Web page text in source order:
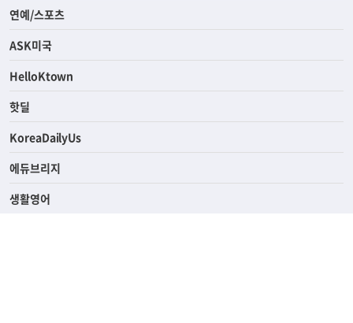
연예/스포츠
ASK미국
HelloKtown
핫딜
KoreaDailyUs
에듀브리지
생활영어